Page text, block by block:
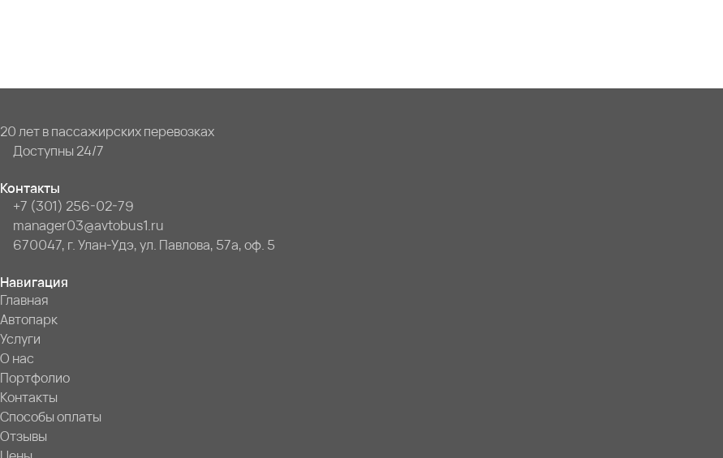
20 лет в пассажирских перевозках
Доступны 24/7
Контакты
+7 (301) 256-02-79
manager03@avtobus1.ru
670047, г. Улан-Удэ, ул. Павлова, 57а, оф. 5
Навигация
Главная
Автопарк
Услуги
О нас
Портфолио
Контакты
Способы оплаты
Отзывы